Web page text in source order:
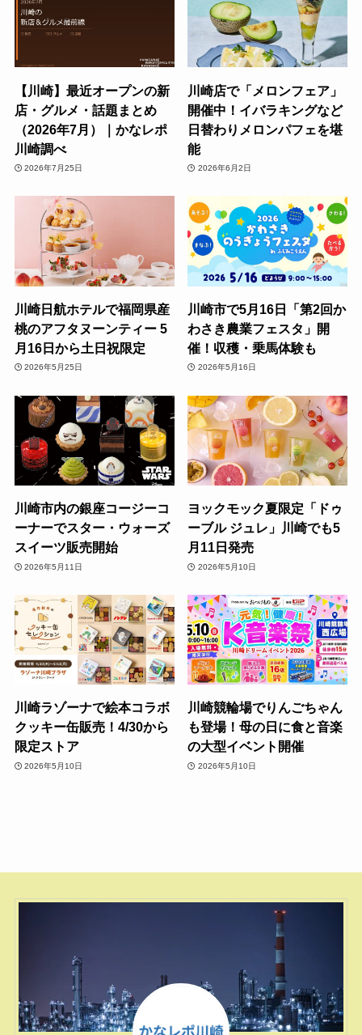
【川崎】最近オープンの新
店・グルメ・話題まとめ
（2026年7月）｜かなレポ
川崎調べ
2026年7月25日
川崎店で「メロンフェア」
開催中！イバラキングなど
日替わりメロンパフェを堪
能
2026年6月2日
川崎日航ホテルで福岡県産
桃のアフタヌーンティー 5
月16日から土日祝限定
2026年5月25日
川崎市で5月16日「第2回か
わさき農業フェスタ」開
催！収穫・乗馬体験も
2026年5月16日
川崎市内の銀座コージーコ
ーナーでスター・ウォーズ
スイーツ販売開始
2026年5月11日
ヨックモック夏限定「ドゥ
ーブル ジュレ」川崎でも5
月11日発売
2026年5月10日
川崎ラゾーナで絵本コラボ
クッキー缶販売！4/30から
限定ストア
2026年5月10日
川崎競輪場でりんごちゃん
も登場！母の日に食と音楽
の大型イベント開催
2026年5月10日